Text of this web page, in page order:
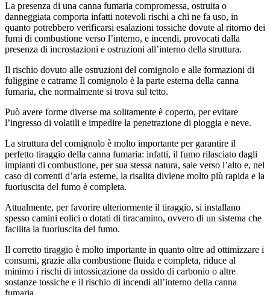
La presenza di una canna fumaria compromessa, ostruita o
danneggiata comporta infatti notevoli rischi a chi ne fa uso, in
quanto potrebbero verificarsi esalazioni tossiche dovute al ritorno dei
fumi di combustione verso l’interno, e incendi, provocati dalla
presenza di incrostazioni e ostruzioni all’interno della struttura.
Il rischio dovuto alle ostruzioni del comignolo e alle formazioni di
fuliggine e catrame Il comignolo è la parte esterna della canna
fumaria, che normalmente si trova sul tetto.
Può avere forme diverse ma solitamente è coperto, per evitare
l’ingresso di volatili e impedire la penetrazione di pioggia e neve.
La struttura del comignolo è molto importante per garantire il
perfetto tiraggio della canna fumaria: infatti, il fumo rilasciato dagli
impianti di combustione, per sua stessa natura, sale verso l’alto e, nel
caso di correnti d’aria esterne, la risalita diviene molto più rapida e la
fuoriuscita del fumo è completa.
Attualmente, per favorire ulteriormente il tiraggio, si installano
spesso camini eolici o dotati di tiracamino, ovvero di un sistema che
facilita la fuoriuscita del fumo.
Il corretto tiraggio è molto importante in quanto oltre ad ottimizzare i
consumi, grazie alla combustione fluida e completa, riduce al
minimo i rischi di intossicazione da ossido di carbonio o altre
sostanze tossiche e il rischio di incendi all’interno della canna
fumaria.